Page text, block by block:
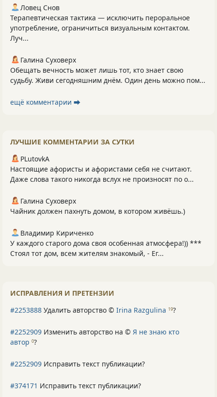
Ловец Снов
Терапевтическая тактика — исключить пероральное
употребление, ограничиться визуальным контактом.
Луч...
Галина Суховерх
Обещать вечность может лишь тот, кто знает свою
судьбу. Живи сегодняшним днём. Один день можно пом...
ещё комментарии ⮕
ЛУЧШИЕ КОММЕНТАРИИ ЗА СУТКИ
PLutоvkА
Настоящие афористы и афористами себя не считают.
Даже слова такого никогда вслух не произносят по о...
Галина Суховерх
Чайник должен пахнуть домом, в котором живёшь.)
Владимир Кириченко
У каждого старого дома своя особенная атмосфера!)) ***
Стоял тот дом, всем жителям знакомый, - Ег...
ИСПРАВЛЕНИЯ И ПРЕТЕНЗИИ
#2253888 Удалить авторство © Irina Razgulina 19?
#2252909 Изменить авторство на © Я не знаю кто
автор 0?
#2252909 Исправить текст публикации?
#374171 Исправить текст публикации?